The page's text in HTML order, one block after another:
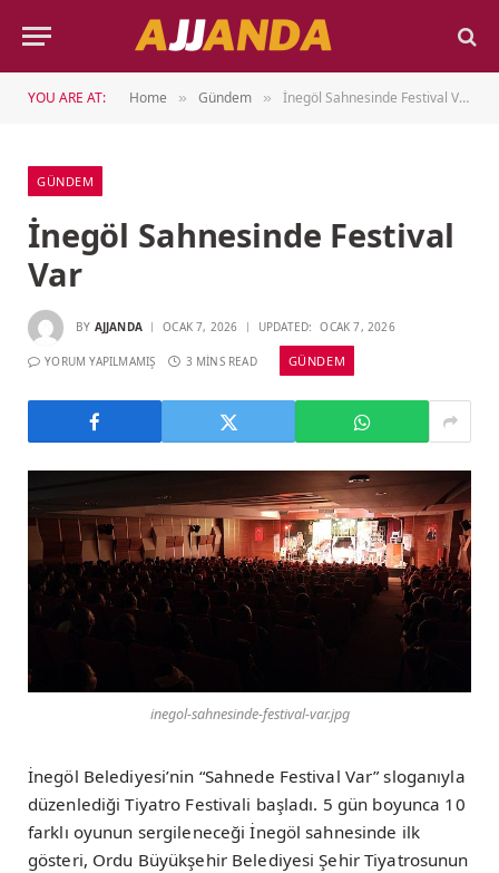
YOU ARE AT: Home » Gündem » İnegöl Sahnesinde Festival Var
GÜNDEM
İnegöl Sahnesinde Festival
Var
BY AJJANDA OCAK 7, 2026 UPDATED: OCAK 7, 2026
YORUM YAPILMAMIŞ 3 MINS READ GÜNDEM
inegol-sahnesinde-festival-var.jpg
İnegöl Belediyesi’nin “Sahnede Festival Var” sloganıyla
düzenlediği Tiyatro Festivali başladı. 5 gün boyunca 10
farklı oyunun sergileneceği İnegöl sahnesinde ilk
gösteri, Ordu Büyükşehir Belediyesi Şehir Tiyatrosunun